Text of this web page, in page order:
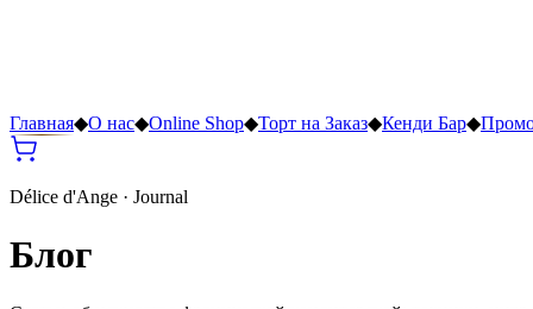
Главная◆О нас◆Online Shop◆Торт на Заказ◆Кенди Бар◆
Délice d'Ange · Journal
Блог